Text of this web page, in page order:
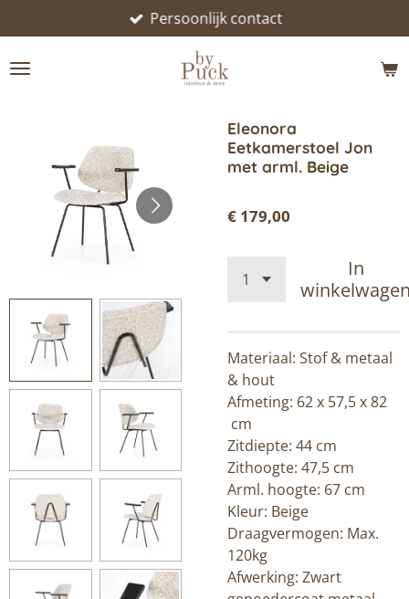
direct
naar
Persoonlijk contact
Eleonora
Eetkamerstoel Jon
met arml. Beige
€ 179,00
In
Materiaal: Stof & metaal
& hout
Afmeting: 62 x 57,5 x 82
cm
Zitdiepte: 44 cm
Zithoogte: 47,5 cm
Arml. hoogte: 67 cm
Kleur: Beige
Draagvermogen: Max.
120kg
Afwerking: Zwart